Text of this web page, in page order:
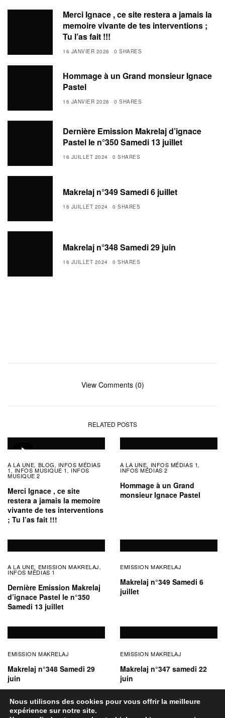
Merci Ignace , ce site restera a jamais la
memoire vivante de tes interventions ;
Tu l’as fait !!!
16 JANVIER 2026 0 SHARES
Hommage à un Grand monsieur Ignace
Pastel
16 JANVIER 2026 0 SHARES
Dernière Emission Makrelaj d’ignace
Pastel le n°350 Samedi 13 juillet
16 JUILLET 2024 0 SHARES
Makrelaj n°349 Samedi 6 juillet
16 JUILLET 2024 0 SHARES
Makrelaj n°348 Samedi 29 juin
16 JUILLET 2024 0 SHARES
View Comments (0)
RELATED POSTS
A LA UNE, BLOG, INFOS MÉDIAS
1 , INFOS MUSIQUE 1 , INFOS
MUSIQUE 2
Merci Ignace , ce site
restera a jamais la memoire
vivante de tes interventions
; Tu l’as fait !!!
A LA UNE, INFOS MÉDIAS 1,
INFOS MÉDIAS 2
Hommage à un Grand
monsieur Ignace Pastel
A LA UNE, EMISSION MAKRELAJ,
INFOS MÉDIAS 1
Dernière Emission Makrelaj
d’ignace Pastel le n°350
Samedi 13 juillet
EMISSION MAKRELAJ
Makrelaj n°349 Samedi 6
juillet
EMISSION MAKRELAJ
Makrelaj n°348 Samedi 29
juin
EMISSION MAKRELAJ
Makrelaj n°347 samedi 22
juin
Nous utilisons des cookies pour vous offrir la meilleure
expérience sur notre site.